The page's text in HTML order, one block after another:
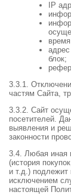
IP
блок;
3.3.1.
частям Сайта,
3.3.2. Сайт
посетителей.
выявления и
законности
3.4. Любая иная
(история
и т.д.)
исключением
настоящей